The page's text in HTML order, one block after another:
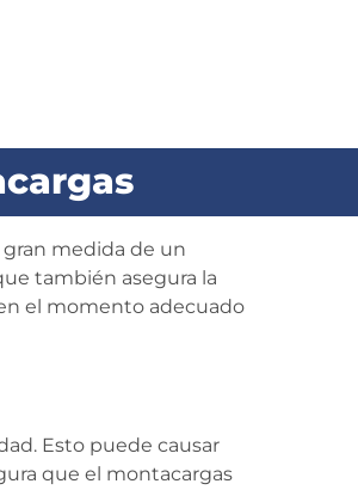
medida de un
también asegura la
el momento adecuado
Esto puede causar
que el montacargas